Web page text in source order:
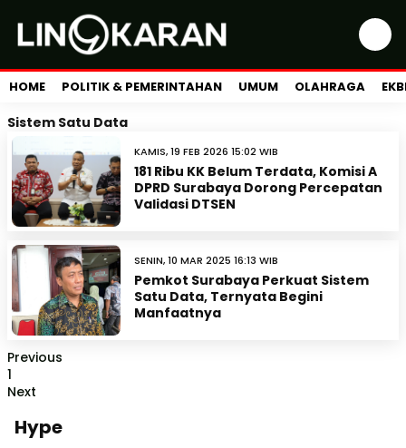
HOME POLITIK & PEMERINTAHAN UMUM OLAHRAGA
Sistem Satu Data
KAMIS, 19 FEB 2026 15:02 WIB
181 Ribu KK Belum Terdata, Komisi A
DPRD Surabaya Dorong Percepatan
Validasi DTSEN
SENIN, 10 MAR 2025 16:13 WIB
Pemkot Surabaya Perkuat Sistem
Satu Data, Ternyata Begini
Manfaatnya
Previous
1
Next
Hype